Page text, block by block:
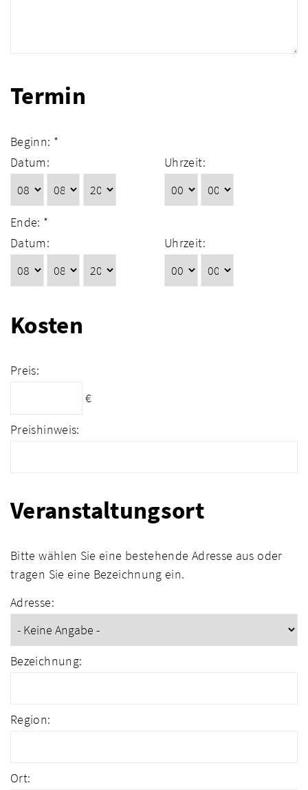
Termin
Beginn: *
Datum:
Uhrzeit:
Ende: *
Datum:
Uhrzeit:
Kosten
Preis:
€
Preishinweis:
Veranstaltungsort
Bitte wählen Sie eine bestehende Adresse aus oder
tragen Sie eine Bezeichnung ein.
Adresse:
Bezeichnung:
Region:
Ort: